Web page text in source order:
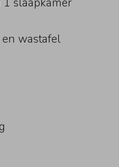
wastafel